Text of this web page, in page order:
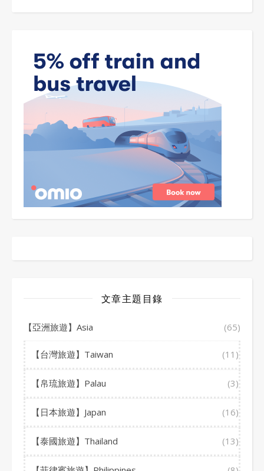
文章主題目錄
【亞洲旅遊】Asia (65)
【台灣旅遊】Taiwan (11)
【帛琉旅遊】Palau (3)
【日本旅遊】Japan (16)
【泰國旅遊】Thailand (13)